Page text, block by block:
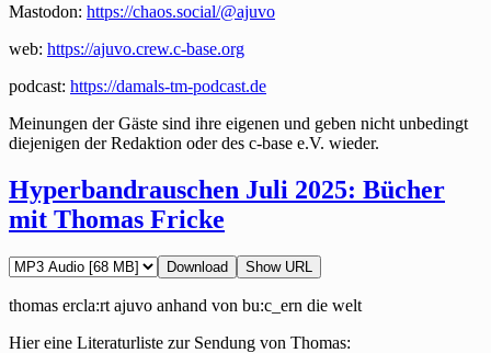
Mastodon: https://chaos.social/@ajuvo
web: https://ajuvo.crew.c-base.org
podcast: https://damals-tm-podcast.de
Meinungen der Gäste sind ihre eigenen und geben nicht unbedingt
diejenigen der Redaktion oder des c-base e.V. wieder.
Hyperbandrauschen Juli 2025: Bücher
mit Thomas Fricke
Download Show URL
thomas ercla:rt ajuvo anhand von bu:c_ern die welt
Hier eine Literaturliste zur Sendung von Thomas: